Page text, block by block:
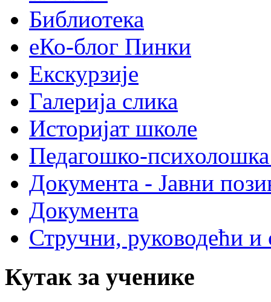
Библиотека
еКо-блог Пинки
Екскурзије
Галерија слика
Историјат школе
Педагошко-психолошка
Документа - Јавни
Документа
Стручни, руководећи и
Кутак за ученике